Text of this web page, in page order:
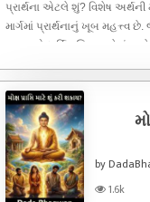
પ્રાર્થના એટલે શું? વિશેષ અર્થની
માર્ગમાં પ્રાર્થનાનું ખૂબ મહત્ત્વ છે.
જગ્યાએ ધાર્મિક ક્રિયાઓમાં અને
by
1.6k